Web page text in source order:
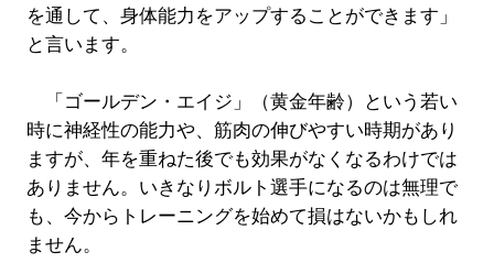
を通して、身体能力をアップすることができます」
と言います。
「ゴールデン・エイジ」（黄金年齢）という若い
時に神経性の能力や、筋肉の伸びやすい時期があり
ますが、年を重ねた後でも効果がなくなるわけでは
ありません。いきなりボルト選手になるのは無理で
も、今からトレーニングを始めて損はないかもしれ
ません。